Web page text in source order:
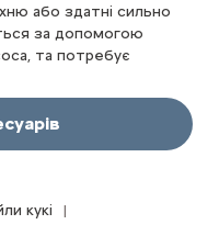
або здатні сильно
за допомогою
та потребує
кукі